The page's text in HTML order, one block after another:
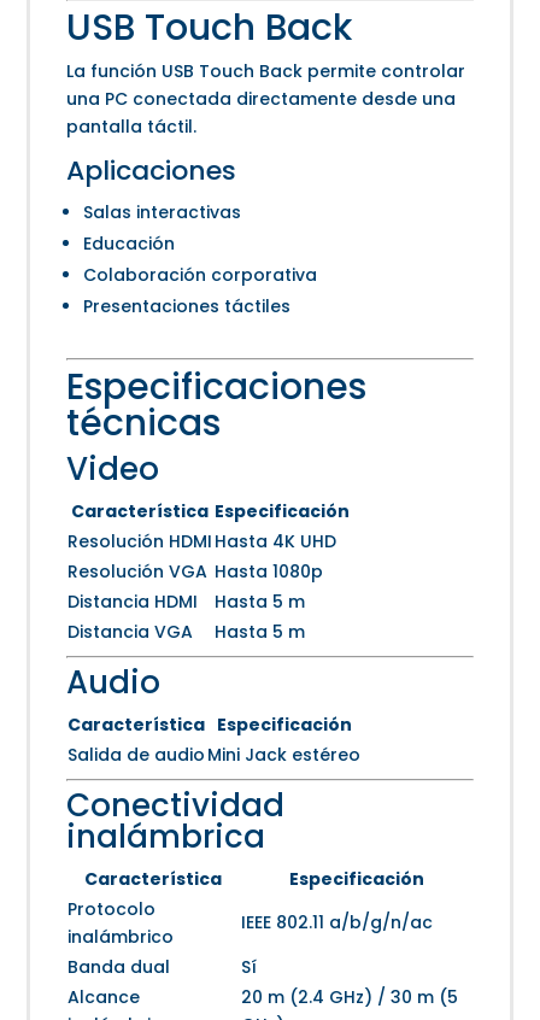
USB Touch Back
La función USB Touch Back permite controlar
una PC conectada directamente desde una
pantalla táctil.
Aplicaciones
Salas interactivas
Educación
Colaboración corporativa
Presentaciones táctiles
Especificaciones
técnicas
Video
Característica Especificación
Resolución HDMI Hasta 4K UHD
Resolución VGA Hasta 1080p
Distancia HDMI
Hasta 5 m
Distancia VGA
Hasta 5 m
Audio
Característica Especificación
Salida de audio Mini Jack estéreo
Conectividad
inalámbrica
Característica
Especificación
Protocolo
inalámbrico
IEEE 802.11 a/b/g/n/ac
Banda dual
Sí
Alcance
20 m (2.4 GHz) / 30 m (5